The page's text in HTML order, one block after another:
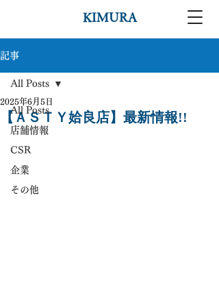
KIMURA
記事
All Posts
店舗情報
CSR
企業
その他
All Posts
【ＡＳＴＹ姶良店】最新情報!!
2025年6月5日